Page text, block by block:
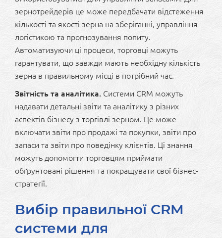
зернотрейдерів це може передбачати відстеження
кількості та якості зерна на зберіганні, управління
логістикою та прогнозування попиту.
Автоматизуючи ці процеси, торговці можуть
гарантувати, що завжди мають необхідну кількість
зерна в правильному місці в потрібний час.
Звітність та аналітика. Системи CRM можуть
надавати детальні звіти та аналітику з різних
аспектів бізнесу з торгівлі зерном. Це може
включати звіти про продажі та покупки, звіти про
запаси та звіти про поведінку клієнтів. Ці знання
можуть допомогти торговцям приймати
обґрунтовані рішення та покращувати свої бізнес-
стратегії.
Вибір правильної CRM
системи для